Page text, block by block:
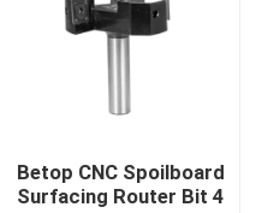
معلومات عنا
جولة في المعمل
مراقبة الجودة
Betop CNC Spoilboard
Surfacing Router Bit 4